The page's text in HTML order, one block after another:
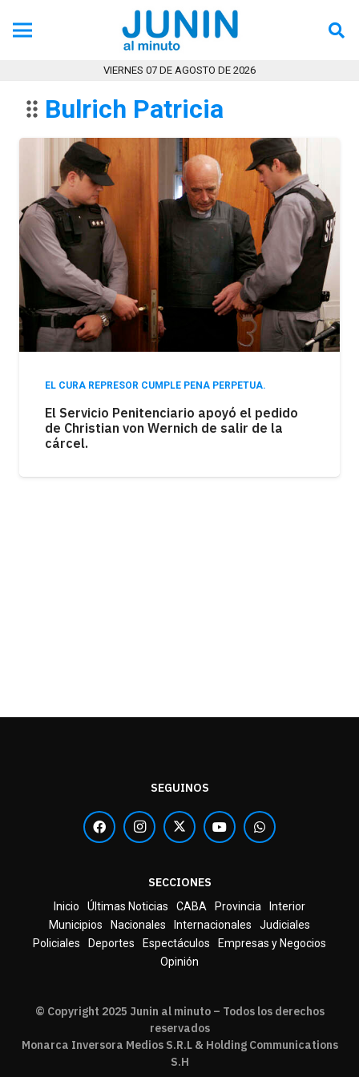
Tecno
Tendencia
Ultimas Noticias
VIERNES 07 DE AGOSTO DE 2026
drag_indicator Bulrich Patricia
EL CURA REPRESOR CUMPLE PENA PERPETUA.
El Servicio Penitenciario apoyó el pedido
de Christian von Wernich de salir de la
cárcel.
SEGUINOS
SECCIONES
Inicio Últimas Noticias CABA Provincia
Interior
Municipios
Nacionales Internacionales
Judiciales
Policiales
Deportes Espectáculos
Empresas y Negocios
Opinión
© Copyright 2025 Junin al minuto – Todos los derechos
reservados
Monarca Inversora Medios S.R.L & Holding Communications
S.H